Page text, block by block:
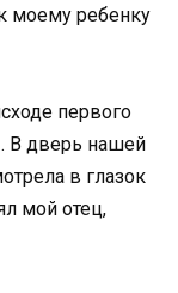
моему ребенку
первого
В дверь нашей
в глазок
мой отец,